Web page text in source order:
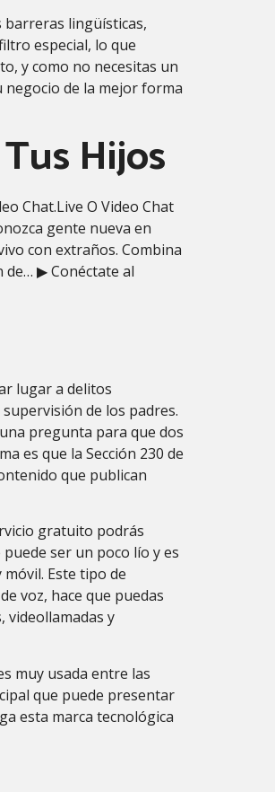
barreras lingüísticas,
especial, lo que
y como no necesitas un
de la mejor forma
Hijos
Chat.Live O Video Chat
gente nueva en
con extraños. Combina
de… ▶ Conéctate al
lugar a delitos
de los padres.
pregunta para que dos
es que la Sección 230 de
que publican
gratuito podrás
ser un poco lío y es
Este tipo de
voz, hace que puedas
videollamadas y
muy usada entre las
que puede presentar
esta marca tecnológica